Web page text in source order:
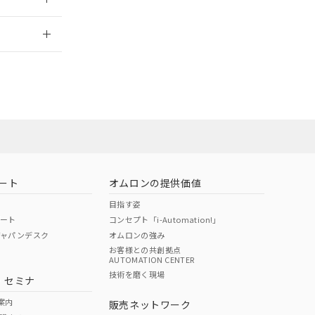
ト
ト
パンデスク
セミナ
内
オムロンの提供価値
目指す姿
コンセプト「i-Automation!」
オムロンの強み
お客様との共創拠点
AUTOMATION CENTER
技術を磨く現場
販売ネットワーク